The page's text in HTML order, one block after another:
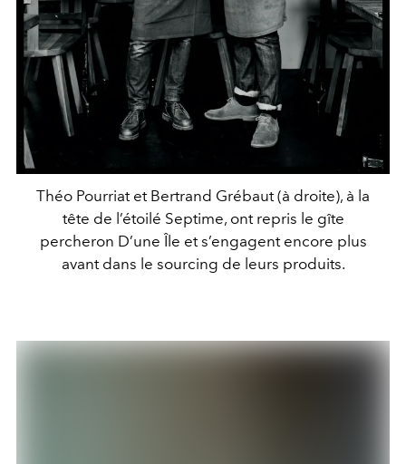
Théo Pourriat et Bertrand Grébaut (à droite), à la
tête de l’étoilé Septime, ont repris le gîte
percheron D’une Île et s’engagent encore plus
avant dans le sourcing de leurs produits.